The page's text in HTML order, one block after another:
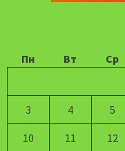
Пн
Вт Ср
3 4 5
10 11 12